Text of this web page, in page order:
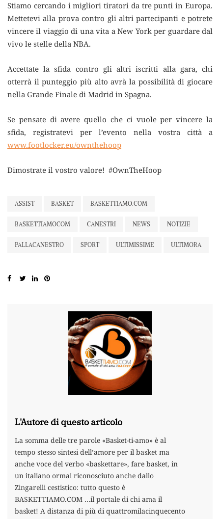
Stiamo cercando i migliori tiratori da tre punti in Europa.
Mettetevi alla prova contro gli altri partecipanti e potrete
vincere il viaggio di una vita a New York per guardare dal
vivo le stelle della NBA.
Accettate la sfida contro gli altri iscritti alla gara, chi
otterrà il punteggio più alto avrà la possibilità di giocare
nella Grande Finale di Madrid in Spagna.
Se pensate di avere quello che ci vuole per vincere la
sfida, registratevi per l’evento nella vostra città a
www.footlocker.eu/ownthehoop
Dimostrate il vostro valore! #OwnTheHoop
ASSIST BASKET BASKETTIAMO.COM
BASKETTIAMOCOM CANESTRI NEWS NOTIZIE
PALLACANESTRO SPORT ULTIMISSIME ULTIMORA
L'Autore di questo articolo
La somma delle tre parole «Basket-ti-amo» è al
tempo stesso sintesi dell’amore per il basket ma
anche voce del verbo «baskettare», fare basket, in
un italiano ormai riconosciuto anche dallo
Zingarelli cestistico: tutto questo è
BASKETTIAMO.COM …il portale di chi ama il
basket! A distanza di più di quattromilacinquecento